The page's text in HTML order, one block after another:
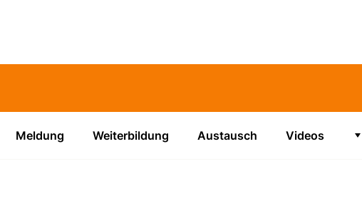
Meldung Weiterbildung Austausch Videos